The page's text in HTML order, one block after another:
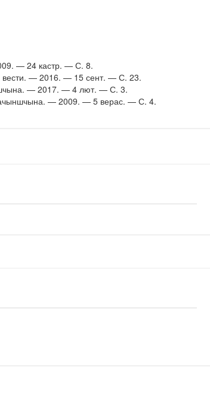
— 24 кастр. — С. 8.
вести. — 2016. — 15 сент. — С. 23.
— 2017. — 4 лют. — С. 3.
— 2009. — 5 верас. — С. 4.